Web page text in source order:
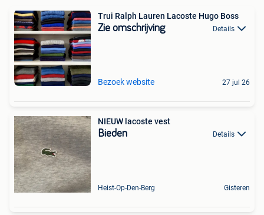
Trui Ralph Lauren Lacoste Hugo Boss
Zie omschrijving Details
Bezoek website 27 jul 26
NIEUW lacoste vest
Bieden Details
Heist-Op-Den-Berg Gisteren